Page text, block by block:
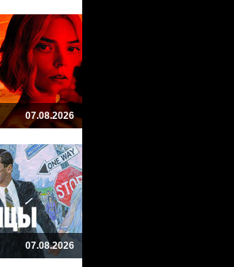
07.08.2026
07.08.2026